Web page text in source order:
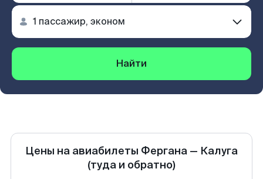
Найти
Цены на авиабилеты Фергана — Калуга
(туда и обратно)